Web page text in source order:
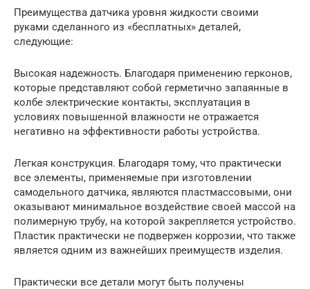
Преимущества датчика уровня жидкости своими
руками сделанного из «бесплатных» деталей,
следующие:
Высокая надежность. Благодаря применению герконов,
которые представляют собой герметично запаянные в
колбе электрические контакты, эксплуатация в
условиях повышенной влажности не отражается
негативно на эффективности работы устройства.
Легкая конструкция. Благодаря тому, что практически
все элементы, применяемые при изготовлении
самодельного датчика, являются пластмассовыми, они
оказывают минимальное воздействие своей массой на
полимерную трубу, на которой закрепляется устройство.
Пластик практически не подвержен коррозии, что также
является одним из важнейших преимуществ изделия.
Практически все детали могут быть получены